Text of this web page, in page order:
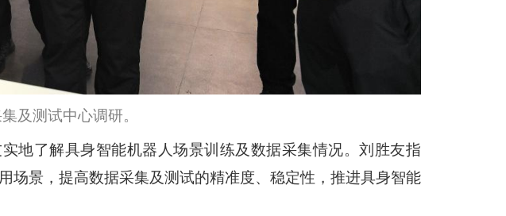
及测试中心调研。
地了解具身智能机器人场景训练及数据采集情况。刘胜友指
场景，提高数据采集及测试的精准度、稳定性，推进具身智能